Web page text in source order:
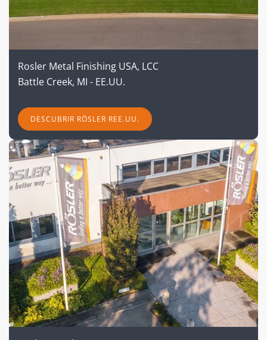
Rosler Metal Finishing USA, LCC
Battle Creek, MI - EE.UU.
DESCUBRIR RÖSLER REE.UU.